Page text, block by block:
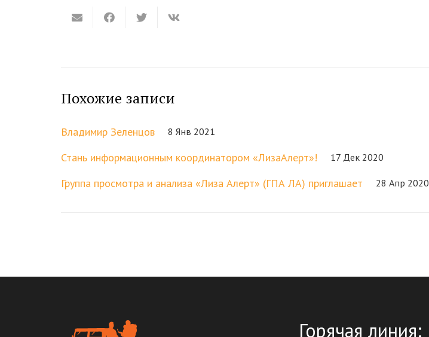
Похожие записи
Владимир Зеленцов 8 Янв 2021
Стань информационным координатором «ЛизаАлерт»! 17 Дек 2020
Группа просмотра и анализа «Лиза Алерт» (ГПА ЛА) приглашает 28 Апр 2020
Горячая линия: